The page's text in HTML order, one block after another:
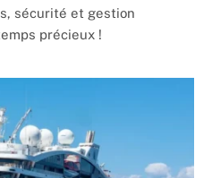
sécurité et gestion
précieux !